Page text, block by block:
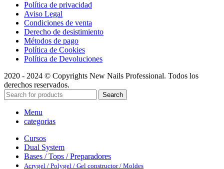
Política de privacidad
Aviso Legal
Condiciones de venta
Derecho de desistimiento
Métodos de pago
Política de Cookies
Política de Devoluciones
2020 - 2024 © Copyrights New Nails Professional. Todos los
derechos reservados.
Search
Menu
categorias
Cursos
Dual System
Bases / Tops / Preparadores
Acrygel / Polygel / Gel constructor / Moldes